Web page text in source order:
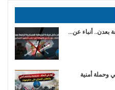
بعدن.. أنباء عن…
وحملة أمنية